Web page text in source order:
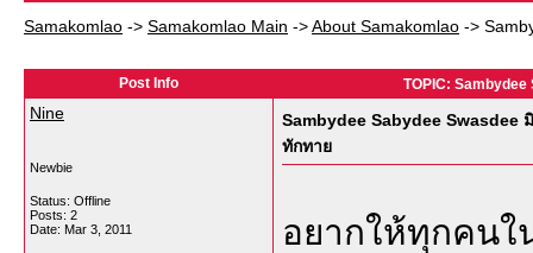
Samakomlao -> Samakomlao Main ->About Samakomlao ->
Post Info TOPIC:
Nine
Newbie
Status: Offline
Posts: 2
Date: Mar 3, 2011
Sambydee Sabydee
ทักทาย
อยากให้ทุกคนใ